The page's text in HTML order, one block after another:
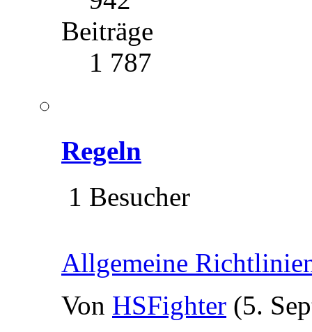
Beiträge
1 787
Regeln
1 Besucher
Allgemeine
Von HSFighter (5.